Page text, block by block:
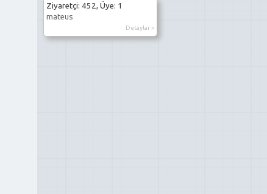
Ziyaretçi: 452, Üye: 1
mateus
Detaylar »